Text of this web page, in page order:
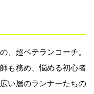
、超ベテランコーチ。
も務め、悩める初心者
い層のランナーたちの